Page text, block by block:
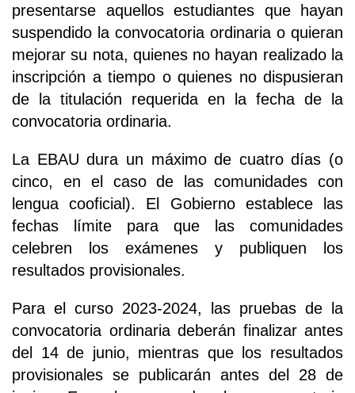
presentarse aquellos estudiantes que hayan
suspendido la convocatoria ordinaria o quieran
mejorar su nota, quienes no hayan realizado la
inscripción a tiempo o quienes no dispusieran
de la titulación requerida en la fecha de la
convocatoria ordinaria.
La EBAU dura un máximo de cuatro días (o
cinco, en el caso de las comunidades con
lengua cooficial). El Gobierno establece las
fechas límite para que las comunidades
celebren los exámenes y publiquen los
resultados provisionales.
Para el curso 2023-2024, las pruebas de la
convocatoria ordinaria deberán finalizar antes
del 14 de junio, mientras que los resultados
provisionales se publicarán antes del 28 de